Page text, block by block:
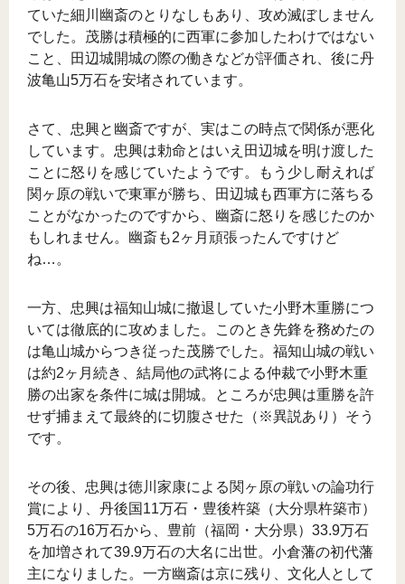
ていた細川幽斎のとりなしもあり、攻め滅ぼしません
でした。茂勝は積極的に西軍に参加したわけではない
こと、田辺城開城の際の働きなどが評価され、後に丹
波亀山5万石を安堵されています。
さて、忠興と幽斎ですが、実はこの時点で関係が悪化
しています。忠興は勅命とはいえ田辺城を明け渡した
ことに怒りを感じていたようです。もう少し耐えれば
関ヶ原の戦いで東軍が勝ち、田辺城も西軍方に落ちる
ことがなかったのですから、幽斎に怒りを感じたのか
もしれません。幽斎も2ヶ月頑張ったんですけど
ね…。
一方、忠興は福知山城に撤退していた小野木重勝につ
いては徹底的に攻めました。このとき先鋒を務めたの
は亀山城からつき従った茂勝でした。福知山城の戦い
は約2ヶ月続き、結局他の武将による仲裁で小野木重
勝の出家を条件に城は開城。ところが忠興は重勝を許
せず捕まえて最終的に切腹させた（※異説あり）そう
です。
その後、忠興は徳川家康による関ヶ原の戦いの論功行
賞により、丹後国11万石・豊後杵築（大分県杵築市）
5万石の16万石から、豊前（福岡・大分県）33.9万石
を加増されて39.9万石の大名に出世。小倉藩の初代藩
主になりました。一方幽斎は京に残り、文化人として